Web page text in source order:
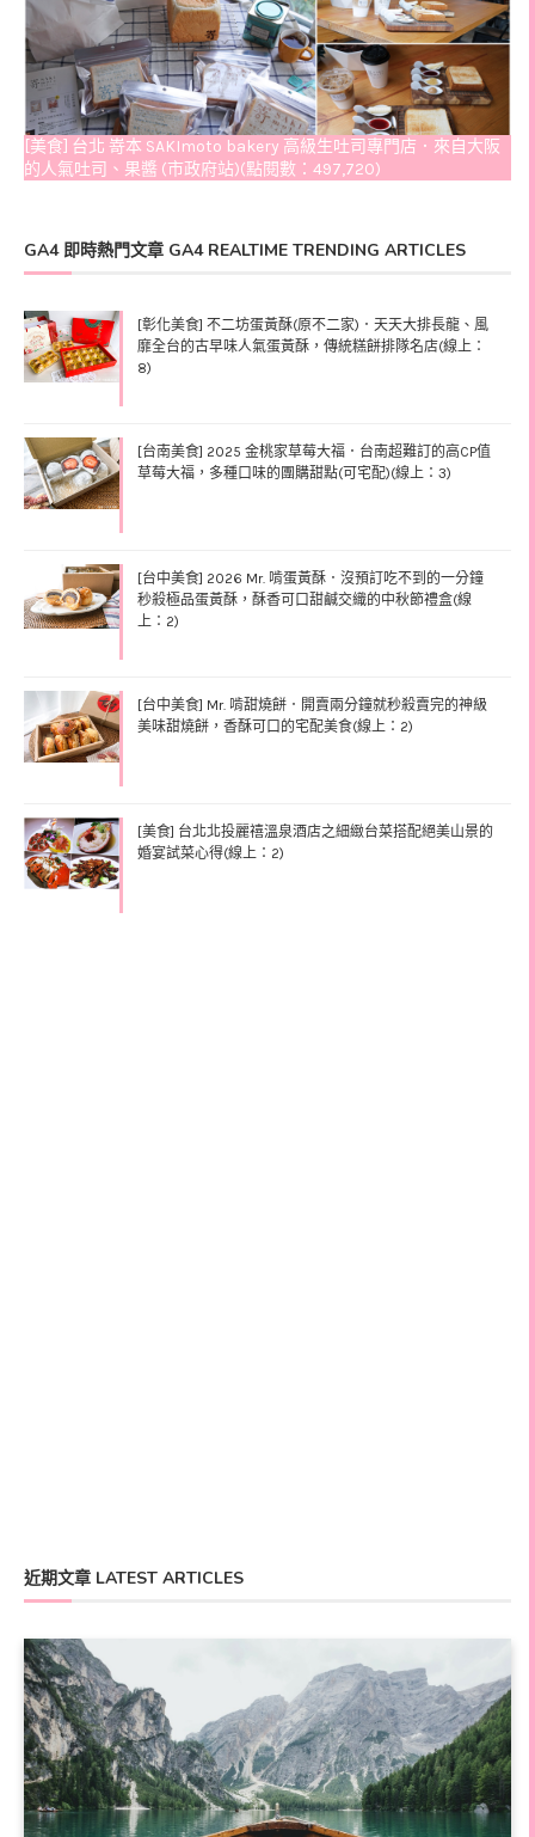
[美食] 台北 嵜本 SAKImoto bakery 高級生吐司專門店．來自大阪
的人氣吐司、果醬 (市政府站)(點閱數：497,720)
GA4 即時熱門文章 GA4 REALTIME TRENDING ARTICLES
[彰化美食] 不二坊蛋黃酥(原不二家)．天天大排長龍、風
靡全台的古早味人氣蛋黃酥，傳統糕餅排隊名店(線上：
8)
[台南美食] 2025 金桃家草莓大福．台南超難訂的高CP值
草莓大福，多種口味的團購甜點(可宅配)(線上：3)
[台中美食] 2026 Mr. 啃蛋黃酥．沒預訂吃不到的一分鐘
秒殺極品蛋黃酥，酥香可口甜鹹交織的中秋節禮盒(線
上：2)
[台中美食] Mr. 啃甜燒餅．開賣兩分鐘就秒殺賣完的神級
美味甜燒餅，香酥可口的宅配美食(線上：2)
[美食] 台北北投麗禧溫泉酒店之細緻台菜搭配絕美山景的
婚宴試菜心得(線上：2)
近期文章 LATEST ARTICLES